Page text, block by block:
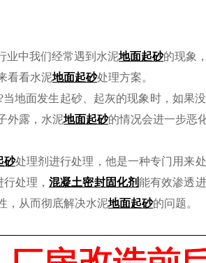
业中我们经常遇到水泥地面起砂的现象
看看水泥地面起砂处理方案。
当地面发生起砂、起灰的现象时，如果
外露，水泥地面起砂的情况会进一步恶
砂处理剂进行处理，他是一种专门用来
行处理，混凝土密封固化剂能有效渗透
，从而彻底解决水泥地面起砂的问题。